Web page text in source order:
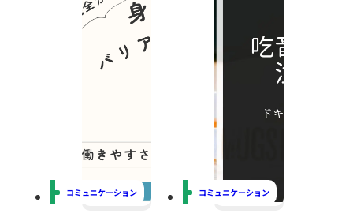
コミュニケーション コミュニケーション